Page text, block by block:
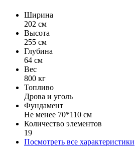
Ширина
202 см
Высота
255 см
Глубина
64 см
Вес
800 кг
Топливо
Дрова и уголь
Фундамент
Не менее 70*110 см
Количество элементов
19
Посмотреть все характеристики